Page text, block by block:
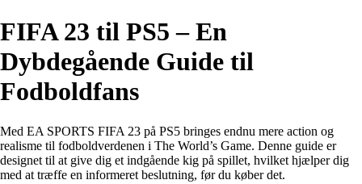
FIFA 23 til PS5 – En
Dybdegående Guide til
Fodboldfans
Med EA SPORTS FIFA 23 på PS5 bringes endnu mere action og
realisme til fodboldverdenen i The World’s Game. Denne guide er
designet til at give dig et indgående kig på spillet, hvilket hjælper dig
med at træffe en informeret beslutning, før du køber det.